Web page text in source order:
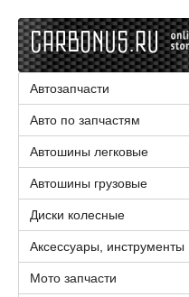
Автозапчасти
Авто по запчастям
Автошины легковые
Автошины грузовые
Диски колесные
Аксессуары, инструменты
Мото запчасти